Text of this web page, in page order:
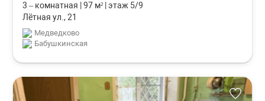
3 – комнатная 97 м² этаж 5/9
Лётная ул., 21
Медведково
Бабушкинская